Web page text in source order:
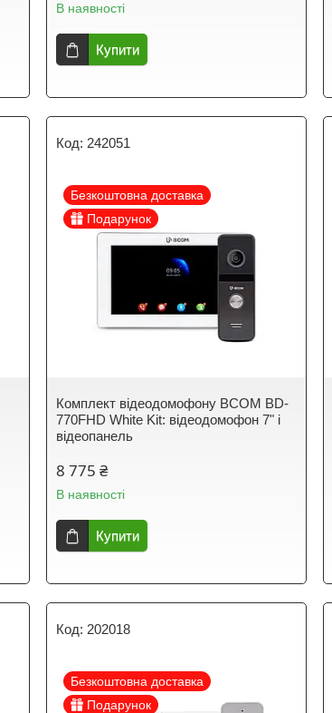
В наявності
Купити
242051
Безкоштовна доставка
Подарунок
Комплект відеодомофону BCOM BD-
770FHD White Kit: відеодомофон 7" і
відеопанель
8 775 ₴
В наявності
Купити
202018
Безкоштовна доставка
Подарунок